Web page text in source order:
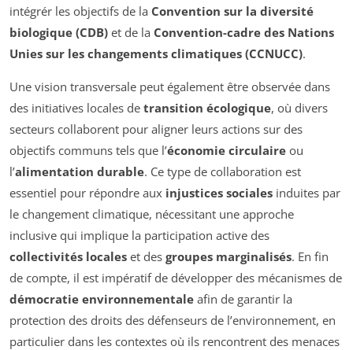
intégrér les objectifs de la Convention sur la diversité
biologique (CDB) et de la Convention-cadre des Nations
Unies sur les changements climatiques (CCNUCC).
Une vision transversale peut également être observée dans
des initiatives locales de transition écologique, où divers
secteurs collaborent pour aligner leurs actions sur des
objectifs communs tels que l’économie circulaire ou
l’alimentation durable. Ce type de collaboration est
essentiel pour répondre aux injustices sociales induites par
le changement climatique, nécessitant une approche
inclusive qui implique la participation active des
collectivités locales et des groupes marginalisés. En fin
de compte, il est impératif de développer des mécanismes de
démocratie environnementale afin de garantir la
protection des droits des défenseurs de l’environnement, en
particulier dans les contextes où ils rencontrent des menaces